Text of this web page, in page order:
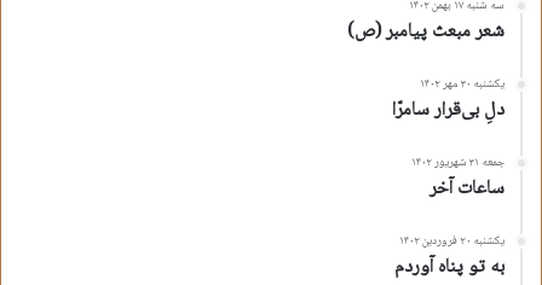
سه شنبه ۱۷ بهمن ۱۴۰۲
شعر مبعث پیامبر (ص)
یکشنبه ۳۰ مهر ۱۴۰۲
دلِ بی‌قرار سامرّا
جمعه ۳۱ شهریور ۱۴۰۲
ساعات آخر
یکشنبه ۲۰ فروردین ۱۴۰۲
به تو پناه آوردم